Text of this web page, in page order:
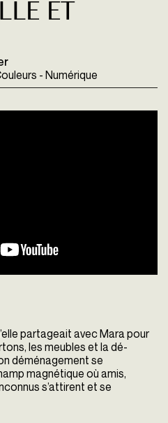
et
- Numérique
partageait avec Mara pour
les meubles et la dé-
déménagement se
magnétique où amis,
s’attirent et se